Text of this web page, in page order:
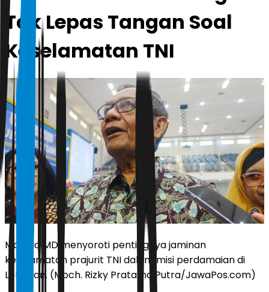
Tak Lepas Tangan Soal
Keselamatan TNI
Mahfud MD menyoroti pentingnya jaminan
keselamatan prajurit TNI dalam misi perdamaian di
Lebanon. (Moch. Rizky Pratama Putra/JawaPos.com)